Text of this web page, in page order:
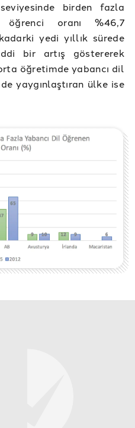
birden fazla
oranı %46,7
yedi yıllık sürede
bir artış göstererek
öğretimde yabancı dil
yaygınlaştıran ülke ise